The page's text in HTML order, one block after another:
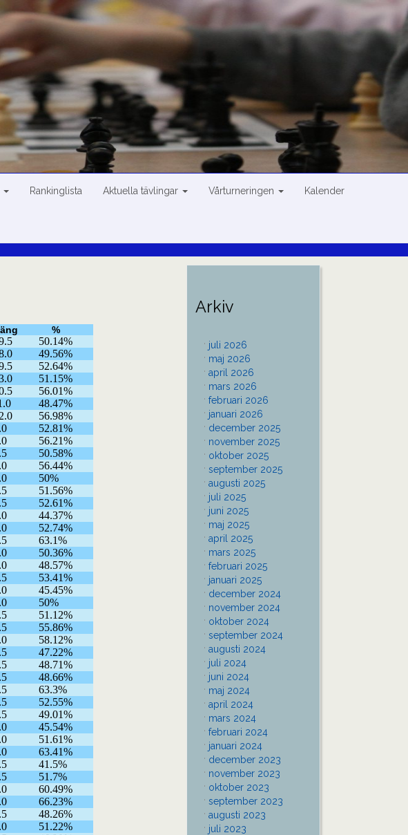
Rankinglista Aktuella tävlingar Vårturneringen Kalender
Arkiv
juli 2026
maj 2026
april 2026
mars 2026
februari 2026
januari 2026
december 2025
november 2025
oktober 2025
september 2025
augusti 2025
juli 2025
juni 2025
maj 2025
april 2025
mars 2025
februari 2025
januari 2025
december 2024
november 2024
oktober 2024
september 2024
augusti 2024
juli 2024
juni 2024
maj 2024
april 2024
mars 2024
februari 2024
januari 2024
december 2023
november 2023
oktober 2023
september 2023
augusti 2023
juli 2023